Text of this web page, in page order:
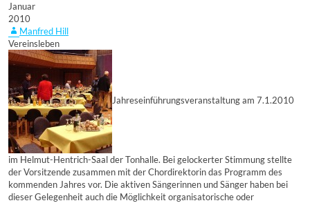
Januar
2010
Manfred Hill
Vereinsleben
Jahreseinführungsveranstaltung am 7.1.2010
im Helmut-Hentrich-Saal der Tonhalle. Bei gelockerter Stimmung stellte
der Vorsitzende zusammen mit der Chordirektorin das Programm des
kommenden Jahres vor. Die aktiven Sängerinnen und Sänger haben bei
dieser Gelegenheit auch die Möglichkeit organisatorische oder